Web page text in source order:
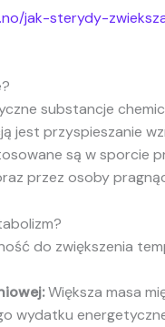
jak-sterydy-
substancje
jest przyspieszanie
są w sporcie
przez osoby
do zwiększenia
Większa masa
wydatku